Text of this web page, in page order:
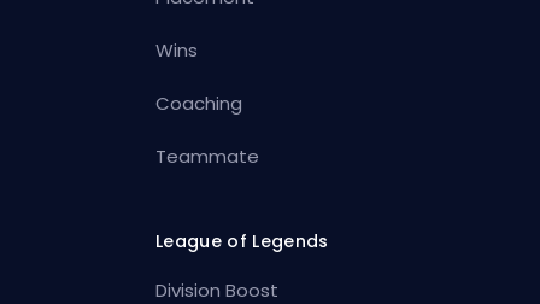
Wins
Coaching
Teammate
League of Legends
Division Boost